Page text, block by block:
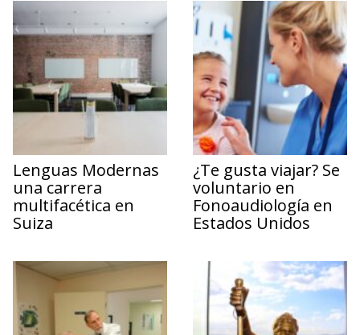
Lenguas Modernas
una carrera
multifacética en
Suiza
¿Te gusta viajar? Se
voluntario en
Fonoaudiología en
Estados Unidos